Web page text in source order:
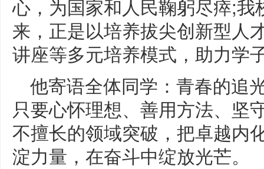
心，为国家和人民鞠躬尽瘁;
来，正是以培养拔尖创新型人
讲座等多元培养模式，助力学
他寄语全体同学：青春的追
只要心怀理想、善用方法、坚
不擅长的领域突破，把卓越内
淀力量，在奋斗中绽放光芒。